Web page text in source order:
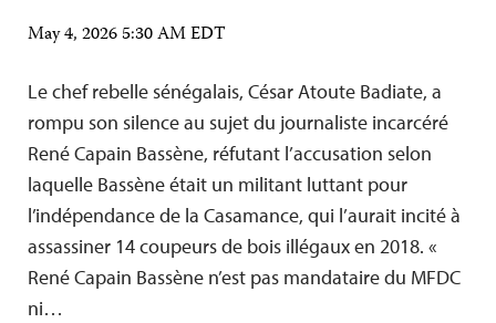
May 4, 2026 5:30 AM EDT
Le chef rebelle sénégalais, César Atoute Badiate, a
rompu son silence au sujet du journaliste incarcéré
René Capain Bassène, réfutant l’accusation selon
laquelle Bassène était un militant luttant pour
l’indépendance de la Casamance, qui l’aurait incité à
assassiner 14 coupeurs de bois illégaux en 2018. «
René Capain Bassène n’est pas mandataire du MFDC
ni…